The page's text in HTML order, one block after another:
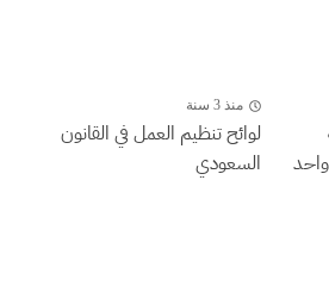
منذ 3 سنة
لوائح تنظيم العمل في القانون
السعودي